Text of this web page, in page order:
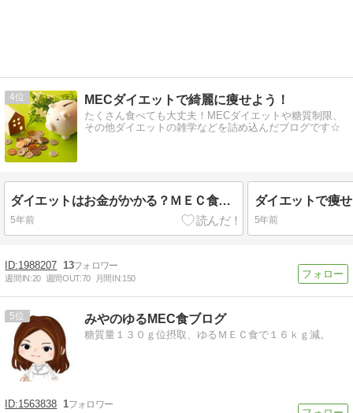
4 MECダイエットで綺麗に痩せよう！
たくさん食べても大丈夫！MECダイエットや糖質制限、
その他ダイエットの雑学などを詰め込んだブログです☆
ダイエットはお金がかかる？ＭＥＣ食や糖質制限はこう乗り切れ☆
5年前 5年前
1988207 13
週間IN:20 週間OUT:70 月間IN:150
5 みやのゆるMEC食ブログ
糖質量１３０ｇ位摂取、ゆるＭＥＣ食で１６ｋｇ減。
1563838 1